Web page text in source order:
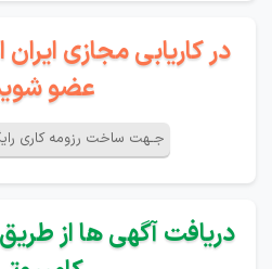
در کاریابی مجازی
عضو
جـهت ساخت رزومه کاری
دریافت آگهی ها از طریق